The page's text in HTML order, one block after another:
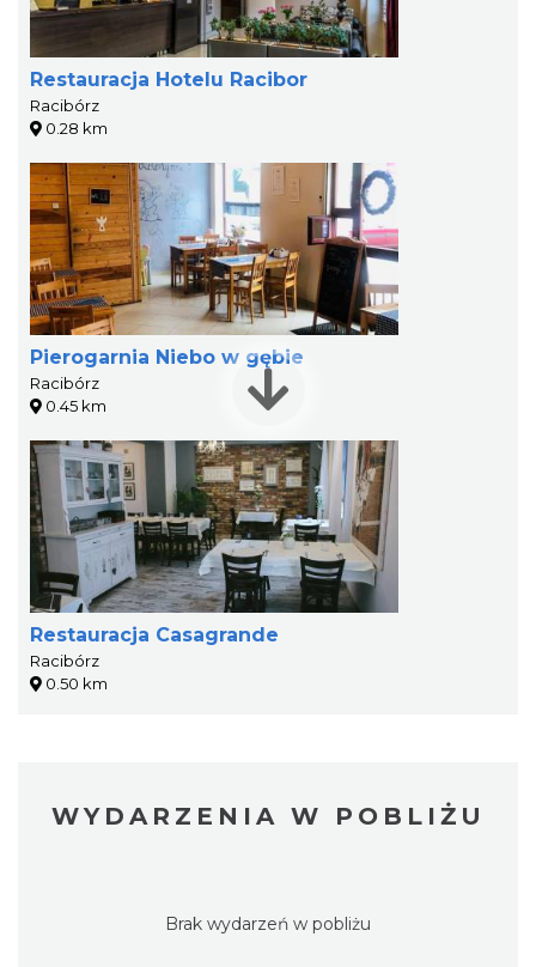
Restauracja Hotelu Racibor
Racibórz
0.28 km
Pierogarnia Niebo w gębie
Racibórz
0.45 km
Restauracja Casagrande
Racibórz
0.50 km
WYDARZENIA W POBLIŻU
Brak wydarzeń w pobliżu